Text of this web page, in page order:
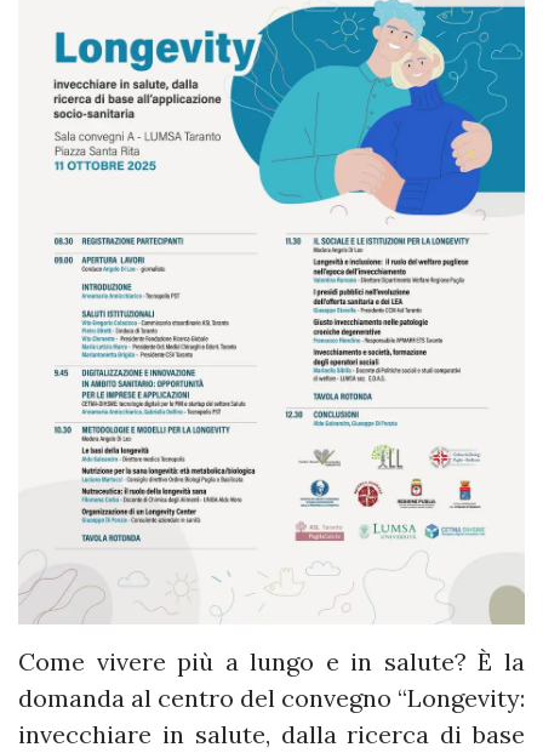
Come vivere più a lungo e in salute? È la
domanda al centro del convegno “Longevity:
invecchiare in salute, dalla ricerca di base